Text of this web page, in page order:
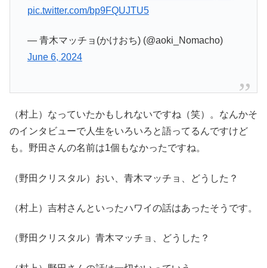
pic.twitter.com/bp9FQUJTU5
— 青木マッチョ(かけおち) (@aoki_Nomacho)
June 6, 2024
（村上）なっていたかもしれないですね（笑）。なんかそ
のインタビューで人生をいろいろと語ってるんですけど
も。野田さんの名前は1個もなかったですね。
（野田クリスタル）おい、青木マッチョ、どうした？
（村上）吉村さんといったハワイの話はあったそうです。
（野田クリスタル）青木マッチョ、どうした？